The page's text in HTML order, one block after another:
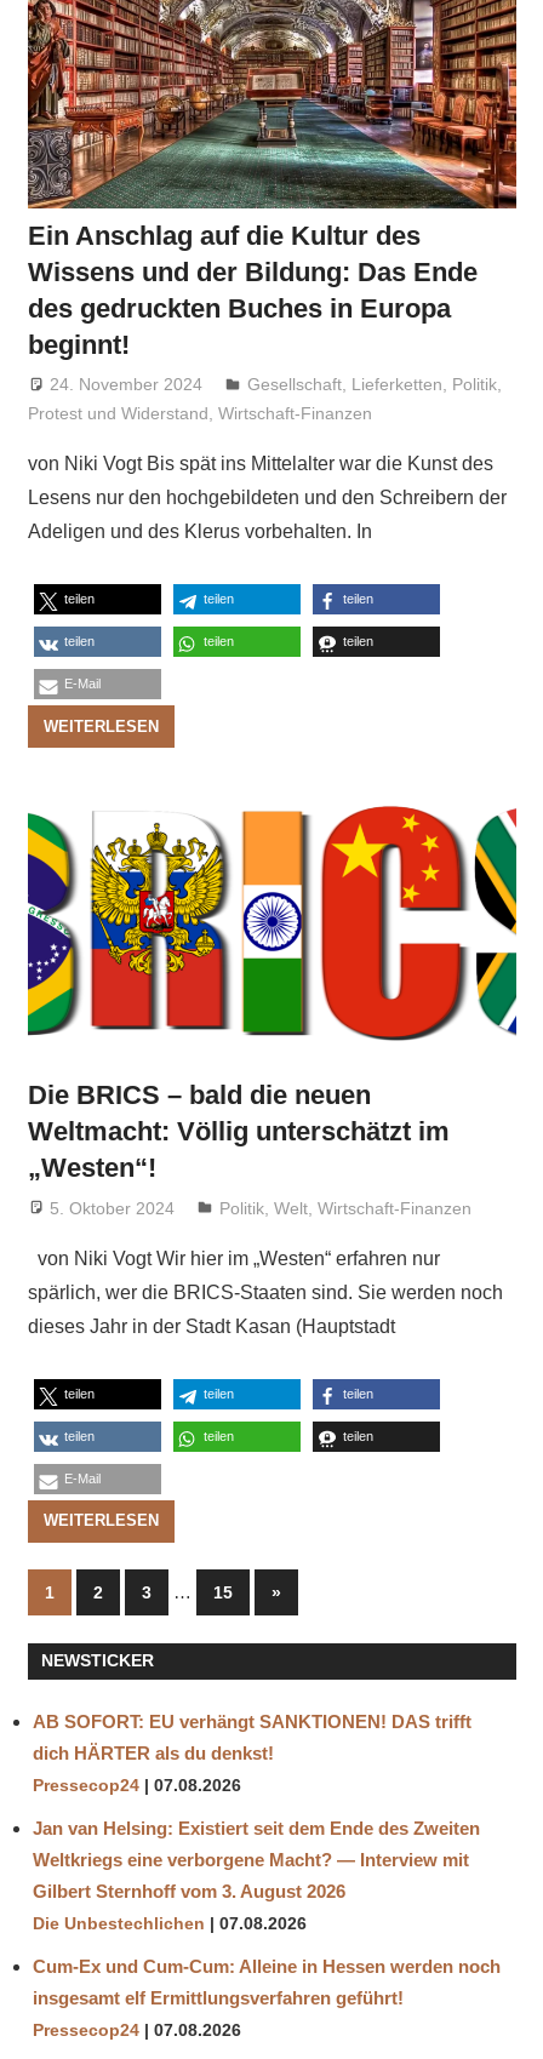
Ein Anschlag auf die Kultur des
Wissens und der Bildung: Das Ende
des gedruckten Buches in Europa
beginnt!
24. November 2024 Niki Vogt
Gesellschaft Lieferketten Politik
Protest und Widerstand Wirtschaft-Finanzen
von Niki Vogt Bis spät ins Mittelalter war die Kunst des
Lesens nur den hochgebildeten und den Schreibern der
Adeligen und des Klerus vorbehalten. In
teilen teilen teilen
teilen teilen teilen
E-Mail
WEITERLESEN
Die BRICS – bald die neuen
Weltmacht: Völlig unterschätzt im
„Westen“!
5. Oktober 2024 Niki Vogt
Politik ,Welt ,Wirtschaft-Finanzen
von Niki Vogt Wir hier im „Westen“ erfahren nur
spärlich, wer die BRICS-Staaten sind. Sie werden noch
dieses Jahr in der Stadt Kasan (Hauptstadt
teilen teilen teilen
teilen teilen teilen
E-Mail
WEITERLESEN
Seitennummerierung
der
Beiträge
1 2 3 … 15
Nächste
Beiträge
»
NEWSTICKER
AB SOFORT: EU verhängt SANKTIONEN! DAS trifft
dich HÄRTER als du denkst!
Pressecop24 07.08.2026
Jan van Helsing: Existiert seit dem Ende des Zweiten
Weltkriegs eine verborgene Macht? — Interview mit
Gilbert Sternhoff vom 3. August 2026
Die Unbestechlichen 07.08.2026
Cum-Ex und Cum-Cum: Alleine in Hessen werden noch
insgesamt elf Ermittlungsverfahren geführt!
Pressecop24 07.08.2026